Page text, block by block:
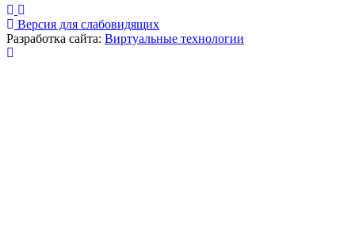
Версия для слабовидящих
Разработка сайта: Виртуальные технологии